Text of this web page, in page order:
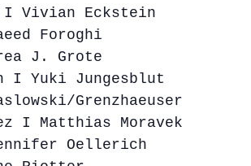
I Vivian Eckstein
Foroghi
J. Grote
I Yuki Jungesblut
Grenzhaeuser
I Matthias Moravek
Oellerich